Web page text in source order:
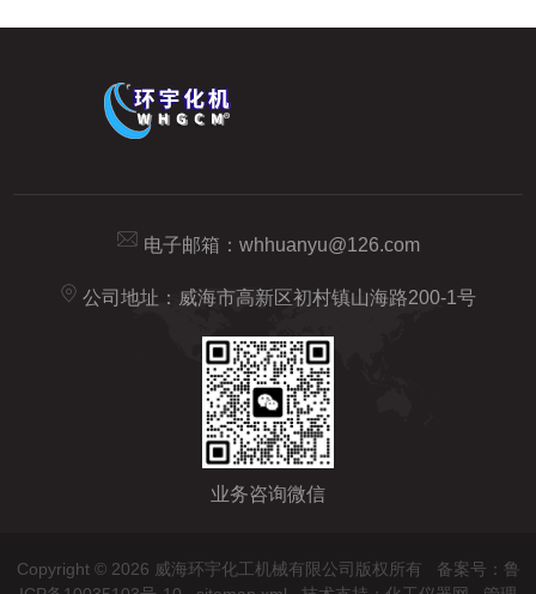
电子邮箱： whhuanyu@126.com
公司地址：威海市高新区初村镇山海路200-1号
业务咨询微信
Copyright © 2026 威海环宇化工机械有限公司版权所有 备案号：鲁